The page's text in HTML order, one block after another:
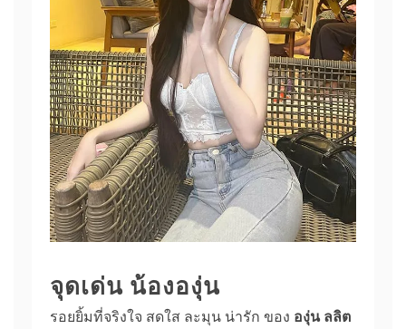
จุดเด่น น้ององุ่น
รอยยิ้มที่จริงใจ สดใส ละมุน น่ารัก ของ องุ่น ลลิต